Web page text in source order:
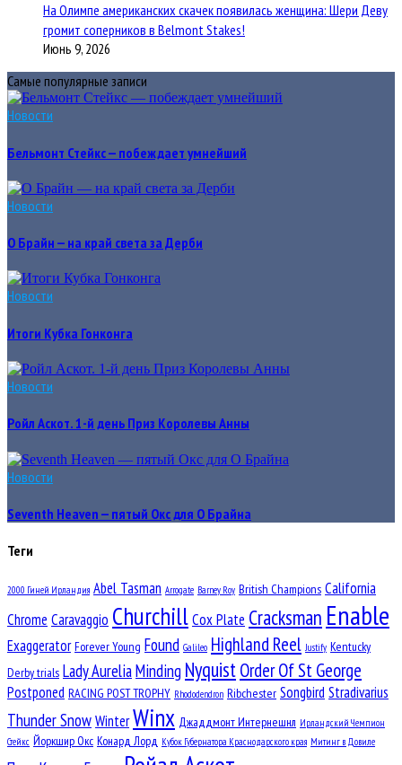
На Олимпе американских скачек появилась женщина: Шери Деву
громит соперников в Belmont Stakes!
Июнь 9, 2026
Самые популярные записи
Новости
Бельмонт Стейкс — побеждает умнейший
Новости
О Брайн — на край света за Дерби
Новости
Итоги Кубка Гонконга
Новости
Ройл Аскот. 1-й день Приз Королевы Анны
Новости
Seventh Heaven — пятый Окс для О Брайна
Теги
2000 Гиней Ирландия Abel Tasman Arrogate Barney Roy British Champions California
Chrome Caravaggio ChurchillCox Plate Cracksman Enable
Exaggerator Forever Young Found Galileo Highland Reel Justify Kentucky
Derby trials Lady AureliaMinding NyquistOrder Of St George
Postponed RACING POST TROPHY Rhododendron Ribchester Songbird Stradivarius
Thunder SnowWinterWinx Джаддмонт Интернешнл Ирландский Чемпион
Стейкс Йоркшир Окс Конард Лорд Кубок Губернатора Краснодарского края Митинг в Довиле